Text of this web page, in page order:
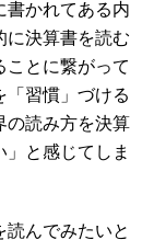
書かれてある内
に決算書を読む
ことに繋がって
「習慣」づける
の読み方を決算
と感じてしま
んでみたいと